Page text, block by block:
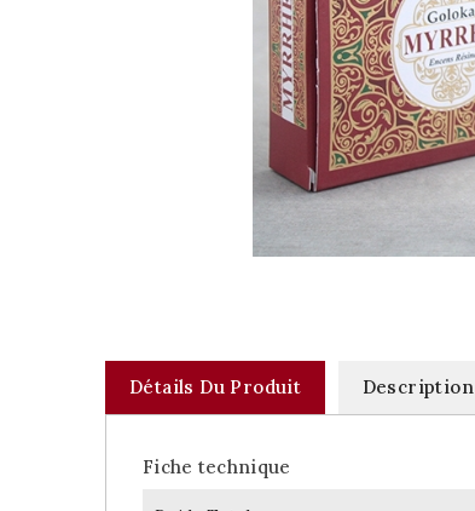
Détails Du Produit Description
Fiche technique